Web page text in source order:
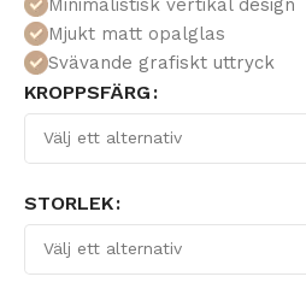
Minimalistisk vertikal design
Mjukt matt opalglas
Svävande grafiskt uttryck
KROPPSFÄRG
STORLEK